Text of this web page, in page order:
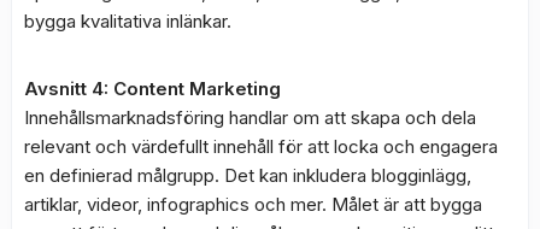
bygga kvalitativa inlänkar.
Avsnitt 4: Content Marketing
Innehållsmarknadsföring handlar om att skapa och dela
relevant och värdefullt innehåll för att locka och engagera
en definierad målgrupp. Det kan inkludera blogginlägg,
artiklar, videor, infographics och mer. Målet är att bygga